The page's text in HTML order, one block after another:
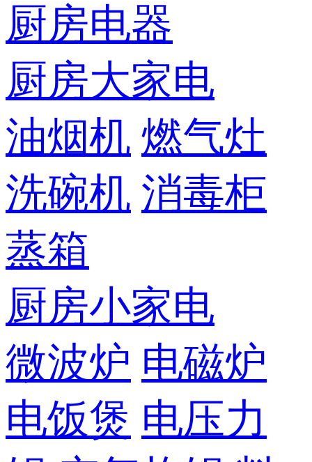
厨房电器
厨房大家电
油烟机 燃气灶
洗碗机 消毒柜
蒸箱
厨房小家电
微波炉 电磁炉
电饭煲 电压力